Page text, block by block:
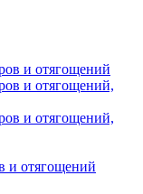
и отягощений